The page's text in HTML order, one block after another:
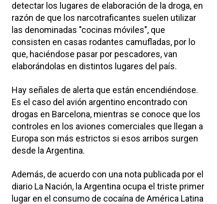
detectar los lugares de elaboración de la droga, en
razón de que los narcotraficantes suelen utilizar
las denominadas "cocinas móviles", que
consisten en casas rodantes camufladas, por lo
que, haciéndose pasar por pescadores, van
elaborándolas en distintos lugares del país.
Hay señales de alerta que están encendiéndose.
Es el caso del avión argentino encontrado con
drogas en Barcelona, mientras se conoce que los
controles en los aviones comerciales que llegan a
Europa son más estrictos si esos arribos surgen
desde la Argentina.
Además, de acuerdo con una nota publicada por el
diario La Nación, la Argentina ocupa el triste primer
lugar en el consumo de cocaína de América Latina